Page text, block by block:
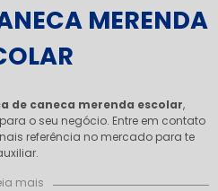
MERENDA
de caneca merenda escolar,
o seu negócio. Entre em contato
referência no mercado para te
mais